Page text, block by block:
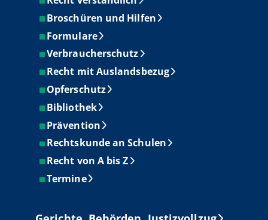
Broschüren und Hilfen
Formulare
Verbraucherschutz
Recht mit Auslandsbezug
Opferschutz
Bibliothek
Prävention
Rechtskunde an Schulen
Recht von A bis Z
Termine